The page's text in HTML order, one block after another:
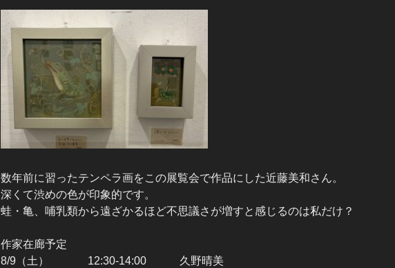
数年前に習ったテンペラ画をこの展覧会で作品にした近藤美和さん。
深くて渋めの色が印象的です。
蛙・亀、哺乳類から遠ざかるほど不思議さが増すと感じるのは私だけ？
作家在廊予定
8/9（土） 12:30-14:00 久野晴美